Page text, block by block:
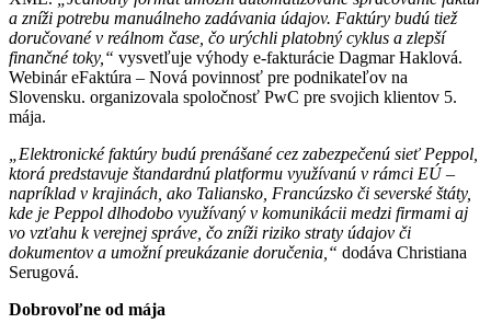
a zníži potrebu manuálneho zadávania údajov. Faktúry budú tiež
doručované v reálnom čase, čo urýchli platobný cyklus a zlepší
finančné toky,“ vysvetľuje výhody e-fakturácie Dagmar Haklová.
Webinár eFaktúra – Nová povinnosť pre podnikateľov na
Slovensku. organizovala spoločnosť PwC pre svojich klientov 5.
mája.
„Elektronické faktúry budú prenášané cez zabezpečenú sieť Peppol,
ktorá predstavuje štandardnú platformu využívanú v rámci EÚ –
napríklad v krajinách, ako Taliansko, Francúzsko či severské štáty,
kde je Peppol dlhodobo využívaný v komunikácii medzi firmami aj
vo vzťahu k verejnej správe, čo zníži riziko straty údajov či
dokumentov a umožní preukázanie doručenia,“ dodáva Christiana
Serugová.
Dobrovoľne od mája